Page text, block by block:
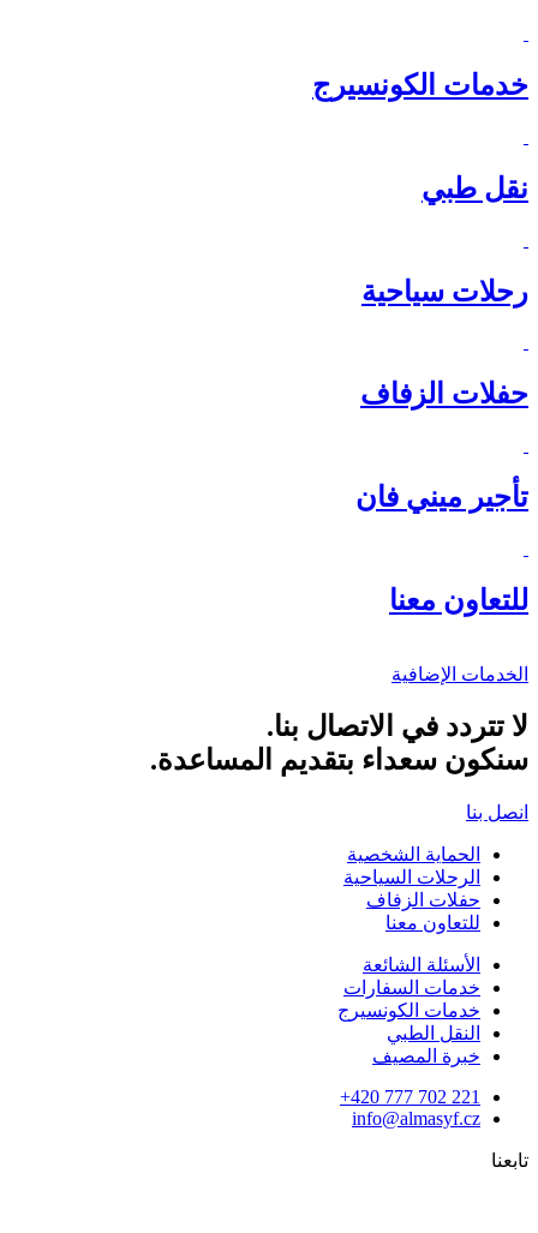
خدمات الكونسيرج
نقل طبي
رحلات سياحية
حفلات الزفاف
تأجير ميني فان
للتعاون معنا
الخدمات الإضافية
لا تتردد في الاتصال بنا.
سنكون سعداء بتقديم المساعدة.
انصل بنا
الحماية الشخصية
الرحلات السياحية
حفلات الزفاف
للتعاون معنا
الأسئلة الشائعة
خدمات السفارات
خدمات الكونسيرج
النقل الطبي
خبرة المصيف
420 777 702 221+
info@almasyf.cz
تابعنا